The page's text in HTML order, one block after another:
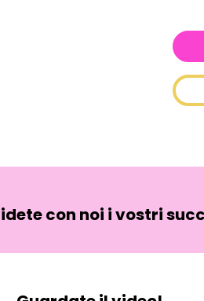
con noi i vostri